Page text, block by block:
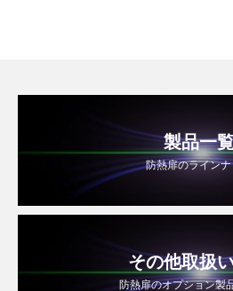
製品一
防熱扉のライン
その他取扱
防熱扉のオプション製